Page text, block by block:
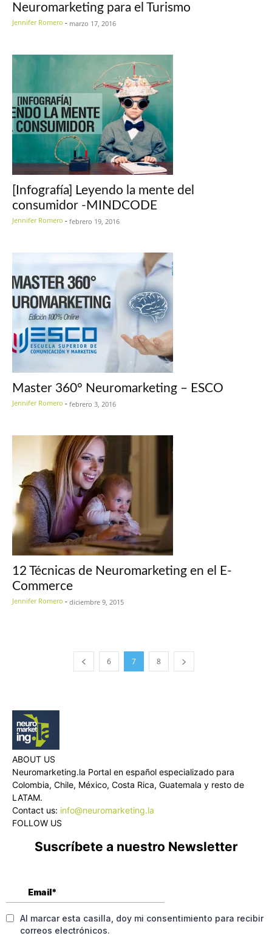
Neuromarketing para el Turismo
Jennifer Romero - marzo 17, 2016
[Infografía] Leyendo la mente del
consumidor -MINDCODE
Jennifer Romero - febrero 19, 2016
Master 360° Neuromarketing – ESCO
Jennifer Romero - febrero 3, 2016
12 Técnicas de Neuromarketing en el E-
Commerce
Jennifer Romero - diciembre 9, 2015
6 7 8
ABOUT US
Neuromarketing.la Portal en español especializado para
Colombia, Chile, México, Costa Rica, Guatemala y resto de
LATAM.
Contact us: info@neuromarketing.la
FOLLOW US
Suscríbete a nuestro Newsletter